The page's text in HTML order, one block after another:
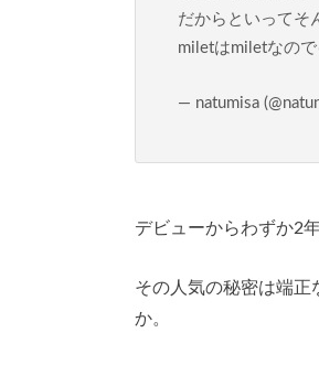
だからといってそ
miletはmiletなので
— natumisa
デビューからわずか2
その人気の秘密は端正
か。